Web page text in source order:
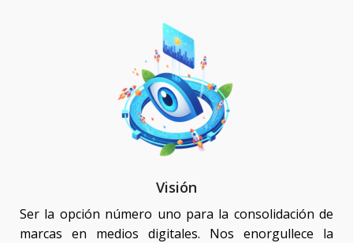
Visión
Ser la opción número uno para la consolidación de
marcas en medios digitales. Nos enorgullece la